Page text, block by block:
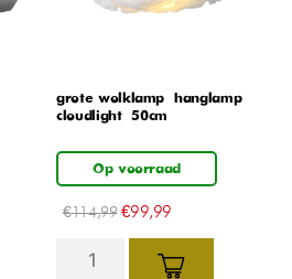
grote wolklamp – hanglamp –
cloudlight – 50cm
Op voorraad
€114,99 €99,99